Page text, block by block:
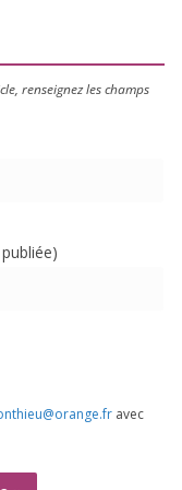
ren­sei­gnez les champs
avec